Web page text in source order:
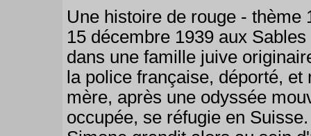
Une histoire de rouge - thème
15 décembre 1939 aux
dans une famille juive
la police française, déporté,
mère, après une odyssée
occupée, se réfugie en